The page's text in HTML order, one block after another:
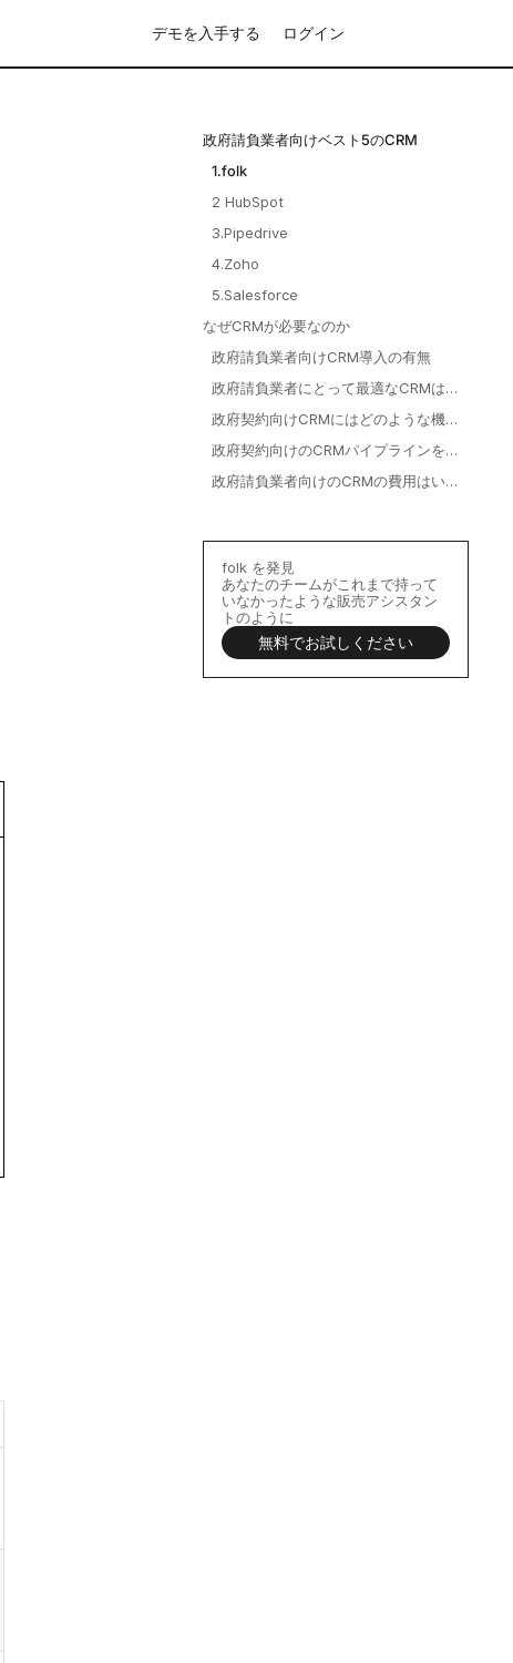
デモを入手する ログイン
政府請負業者向けベスト5のCRM
1.folk
2 HubSpot
3.Pipedrive
4.Zoho
5.Salesforce
なぜCRMが必要なのか
政府請負業者向けCRM導入の有無
政府請負業者にとって最適なCRMは何
ですか？
政府契約向けCRMにはどのような機能
が必要か？
政府契約向けのCRMパイプラインをど
のように設定しますか？
政府請負業者向けのCRMの費用はいく
folk を発見
あなたのチームがこれまで持って
いなかったような販売アシスタン
トのように
無料でお試しください